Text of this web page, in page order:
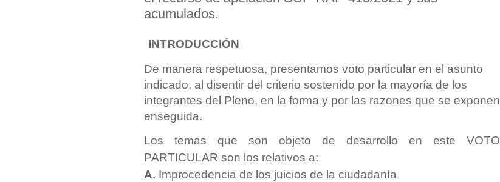
acumulados.
INTRODUCCIÓN
De manera respetuosa, presentamos voto particular en el asunto
indicado, al disentir del criterio sostenido por la mayoría de los
integrantes del Pleno, en la forma y por las razones que se exponen
enseguida.
Los temas que son objeto de desarrollo en este VOTO
PARTICULAR son los relativos a:
A. Improcedencia de los juicios de la ciudadanía